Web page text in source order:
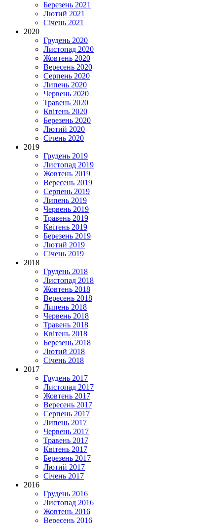
Березень 2021
Лютий 2021
Січень 2021
2020
Грудень 2020
Листопад 2020
Жовтень 2020
Вересень 2020
Серпень 2020
Липень 2020
Червень 2020
Травень 2020
Квітень 2020
Березень 2020
Лютий 2020
Січень 2020
2019
Грудень 2019
Листопад 2019
Жовтень 2019
Вересень 2019
Серпень 2019
Липень 2019
Червень 2019
Травень 2019
Квітень 2019
Березень 2019
Лютий 2019
Січень 2019
2018
Грудень 2018
Листопад 2018
Жовтень 2018
Вересень 2018
Липень 2018
Червень 2018
Травень 2018
Квітень 2018
Березень 2018
Лютий 2018
Січень 2018
2017
Грудень 2017
Листопад 2017
Жовтень 2017
Вересень 2017
Серпень 2017
Липень 2017
Червень 2017
Травень 2017
Квітень 2017
Березень 2017
Лютий 2017
Січень 2017
2016
Грудень 2016
Листопад 2016
Жовтень 2016
Вересень 2016